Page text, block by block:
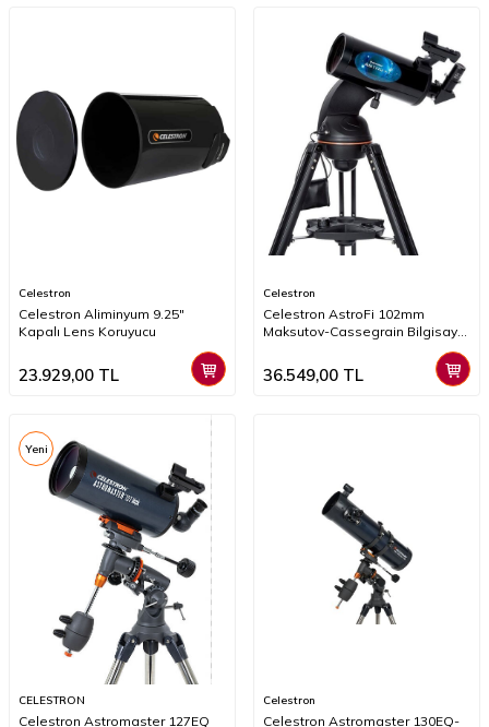
Celestron
Celestron Aliminyum 9.25"
Kapalı Lens Koruyucu
23.929,00 TL
Celestron
Celestron AstroFi 102mm
Maksutov-Cassegrain Bilgisayar
36.549,00 TL
Yeni
CELESTRON
Celestron Astromaster 127EQ
Celestron
Celestron Astromaster 130EQ-